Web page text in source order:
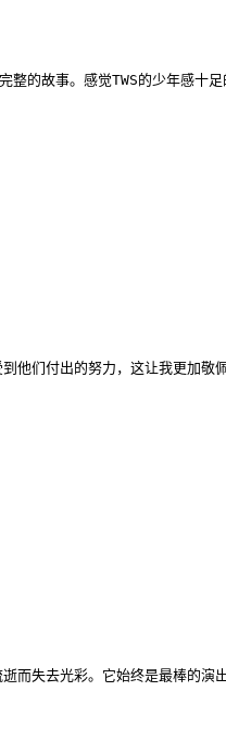
整的故事。感觉TWS的少年感十
他们付出的努力，这让我更加敬
而失去光彩。它始终是最棒的演